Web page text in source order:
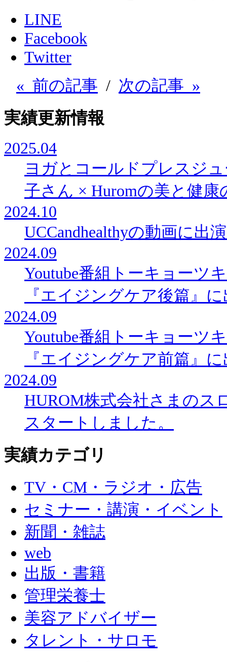
LINE
Facebook
Twitter
« 前の記事 / 次の記事 »
実績更新情報
2025.04
ヨガとコールドプレスジ
子さん × Huromの美と健
2024.10
UCCandhealthyの動画に出
2024.09
Youtube番組トーキョーツ
『エイジングケア後篇』
2024.09
Youtube番組トーキョーツ
『エイジングケア前篇』
2024.09
HUROM株式会社さまのス
スタートしました。
実績カテゴリ
TV・CM・ラジオ・広告
セミナー・講演・イベント
新聞・雑誌
web
出版・書籍
管理栄養士
美容アドバイザー
タレント・サロモ